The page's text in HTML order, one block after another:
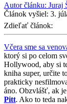
Autor článku: Juraj
Článok vyšiel: 3.
Zdieľať článok:
Včera sme sa
ktorý si po celom
Hollywood, aby si
kniha super, určite
prakticky
áno. Obzvlášť, ak
Pitt. Ako to teda